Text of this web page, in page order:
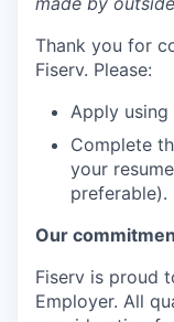
Thank you for
Fiserv. Please:
Apply
Complete
your
preferable).
Our
Fiserv is proud
Employer. All